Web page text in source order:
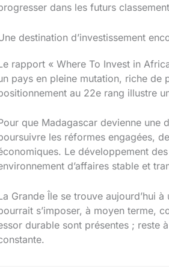
dans les futurs
destination d’investissement
rapport « Where To Invest in
pays en pleine mutation, riche de
au 22e rang illustre
que Madagascar devienne une
les réformes engagées,
Le développement
d’affaires stable et
Grande Île se trouve aujourd’hui
s’imposer, à moyen terme,
durable sont présentes ; reste